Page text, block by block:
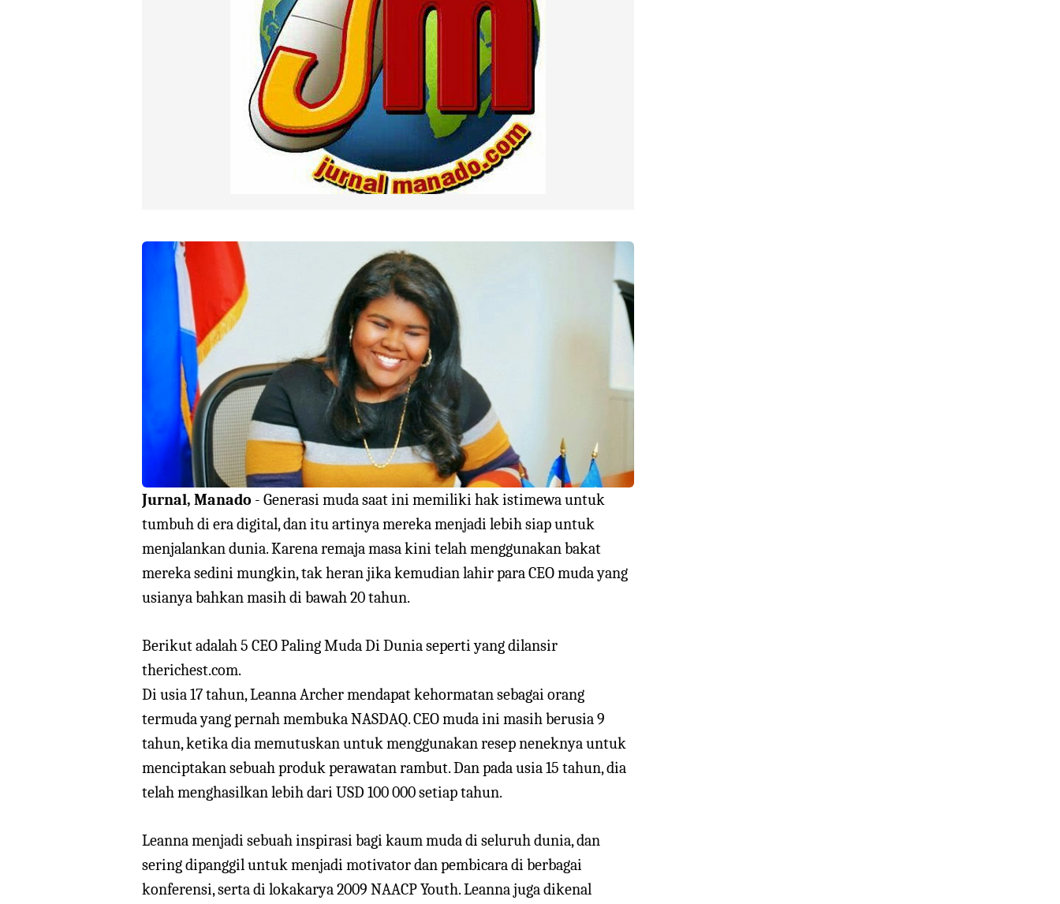
Jurnal, Manado - Generasi muda saat ini memiliki hak istimewa untuk
tumbuh di era digital, dan itu artinya mereka menjadi lebih siap untuk
menjalankan dunia. Karena remaja masa kini telah menggunakan bakat
mereka sedini mungkin, tak heran jika kemudian lahir para CEO muda yang
usianya bahkan masih di bawah 20 tahun.
Berikut adalah 5 CEO Paling Muda Di Dunia seperti yang dilansir
therichest.com.
Di usia 17 tahun, Leanna Archer mendapat kehormatan sebagai orang
termuda yang pernah membuka NASDAQ. CEO muda ini masih berusia 9
tahun, ketika dia memutuskan untuk menggunakan resep neneknya untuk
menciptakan sebuah produk perawatan rambut. Dan pada usia 15 tahun, dia
telah menghasilkan lebih dari USD 100 000 setiap tahun.
Leanna menjadi sebuah inspirasi bagi kaum muda di seluruh dunia, dan
sering dipanggil untuk menjadi motivator dan pembicara di berbagai
konferensi, serta di lokakarya 2009 NAACP Youth. Leanna juga dikenal